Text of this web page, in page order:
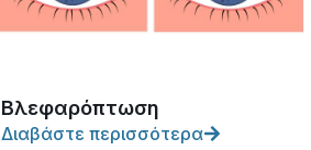
Βλεφαρόπτωση
Διαβάστε περισσότερα